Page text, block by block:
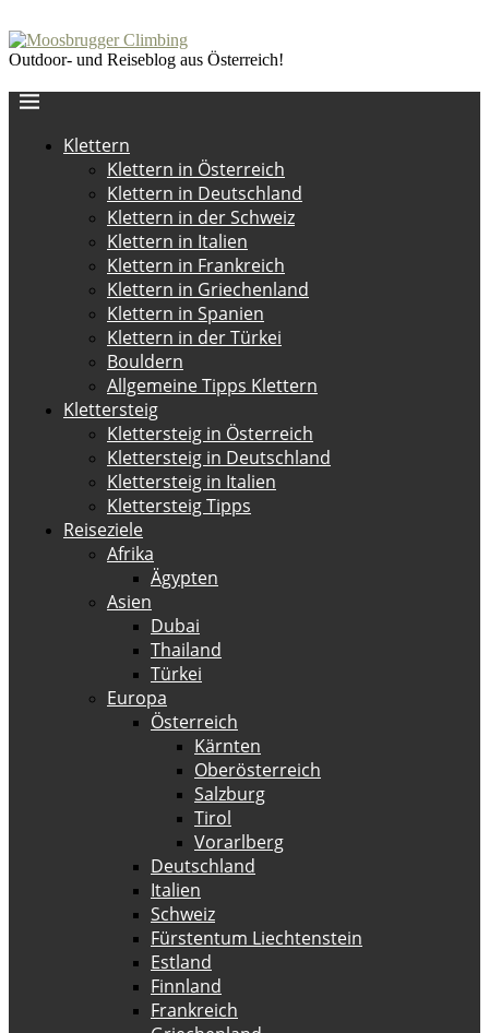
Outdoor- und Reiseblog aus Österreich!
Klettern
Klettern in Österreich
Klettern in Deutschland
Klettern in der Schweiz
Klettern in Italien
Klettern in Frankreich
Klettern in Griechenland
Klettern in Spanien
Klettern in der Türkei
Bouldern
Allgemeine Tipps Klettern
Klettersteig
Klettersteig in Österreich
Klettersteig in Deutschland
Klettersteig in Italien
Klettersteig Tipps
Reiseziele
Afrika
Ägypten
Asien
Dubai
Thailand
Türkei
Europa
Österreich
Kärnten
Oberösterreich
Salzburg
Tirol
Vorarlberg
Deutschland
Italien
Schweiz
Fürstentum Liechtenstein
Estland
Finnland
Frankreich